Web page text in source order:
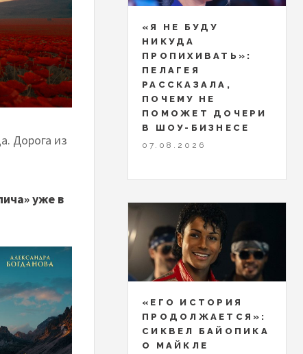
Дорога из
уже в
«Я НЕ БУДУ
НИКУДА
ПРОПИХИВАТЬ»:
ПЕЛАГЕЯ
РАССКАЗАЛА,
ПОЧЕМУ НЕ
ПОМОЖЕТ ДОЧЕРИ
В ШОУ-БИЗНЕСЕ
07.08.2026
«ЕГО ИСТОРИЯ
ПРОДОЛЖАЕТСЯ»:
СИКВЕЛ БАЙОПИКА
О МАЙКЛЕ